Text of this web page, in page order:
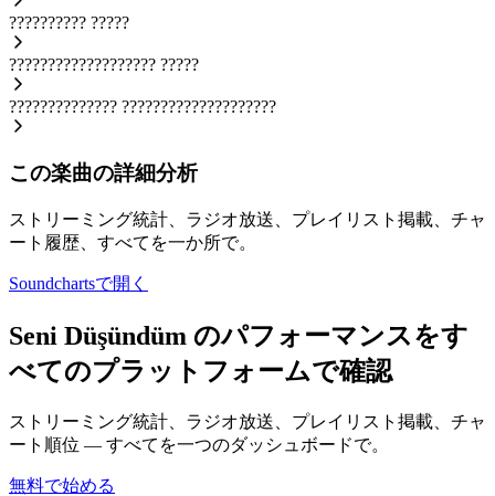
?????????? ?????
??????????????????? ?????
?????????????? ????????????????????
この楽曲の詳細分析
ストリーミング統計、ラジオ放送、プレイリスト掲載、チャ
ート履歴、すべてを一か所で。
Soundchartsで開く
Seni Düşündüm のパフォーマンスをす
べてのプラットフォームで確認
ストリーミング統計、ラジオ放送、プレイリスト掲載、チャ
ート順位 — すべてを一つのダッシュボードで。
無料で始める